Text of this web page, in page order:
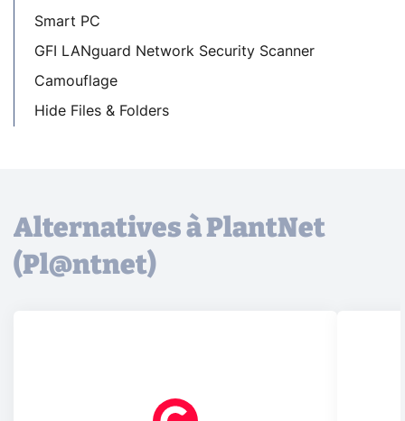
Smart PC
GFI LANguard Network Security Scanner
Camouflage
Hide Files & Folders
Alternatives à PlantNet
(Pl@ntnet)